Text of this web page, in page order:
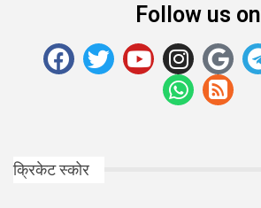
Follow us on
क्रिकेट स्कोर